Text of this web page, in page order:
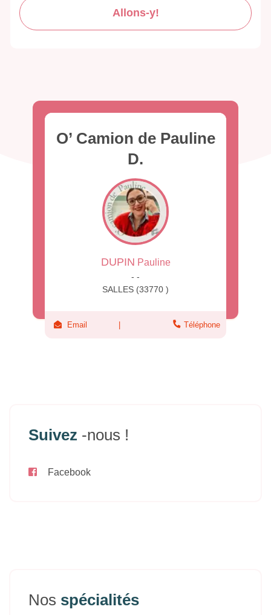
Allons-y!
O’ Camion de Pauline
D.
DUPIN Pauline
- -
SALLES (33770 )
Email Téléphone
Suivez -nous !
Facebook
Nos spécialités